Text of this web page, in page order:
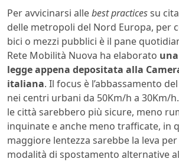
Per avvicinarsi allebest practicessu
delle metropoli del Nord Europa, per
bici o mezzi pubblici è il pane
Rete Mobilità Nuova ha elaborato
legge appena depositata alla
italiana. Il focus è l’abbassamento
nei centri urbani da 50Km/h a 30Km/
le città sarebbero più sicure, meno
inquinate e anche meno trafficate, in
maggiore lentezza sarebbe la leva
modalità di spostamento alternative